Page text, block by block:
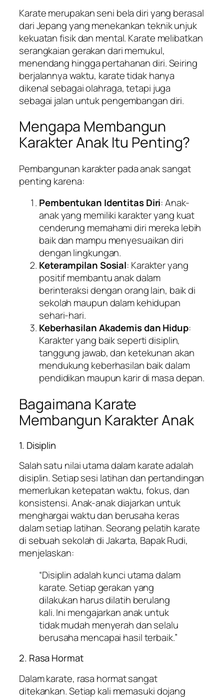
Karate merupakan seni bela diri yang berasal
dari Jepang yang menekankan teknik unjuk
kekuatan fisik dan mental. Karate melibatkan
serangkaian gerakan dari memukul,
menendang hingga pertahanan diri. Seiring
berjalannya waktu, karate tidak hanya
dikenal sebagai olahraga, tetapi juga
sebagai jalan untuk pengembangan diri.
Mengapa Membangun
Karakter Anak Itu Penting?
Pembangunan karakter pada anak sangat
penting karena:
Pembentukan Identitas Diri: Anak-
anak yang memiliki karakter yang kuat
cenderung memahami diri mereka lebih
baik dan mampu menyesuaikan diri
dengan lingkungan.
Keterampilan Sosial: Karakter yang
positif membantu anak dalam
berinteraksi dengan orang lain, baik di
sekolah maupun dalam kehidupan
sehari-hari.
Keberhasilan Akademis dan Hidup:
Karakter yang baik seperti disiplin,
tanggung jawab, dan ketekunan akan
mendukung keberhasilan baik dalam
pendidikan maupun karir di masa depan.
Bagaimana Karate
Membangun Karakter Anak
1. Disiplin
Salah satu nilai utama dalam karate adalah
disiplin. Setiap sesi latihan dan pertandingan
memerlukan ketepatan waktu, fokus, dan
konsistensi. Anak-anak diajarkan untuk
menghargai waktu dan berusaha keras
dalam setiap latihan. Seorang pelatih karate
di sebuah sekolah di Jakarta, Bapak Rudi,
menjelaskan:
“Disiplin adalah kunci utama dalam
karate. Setiap gerakan yang
dilakukan harus dilatih berulang
kali. Ini mengajarkan anak untuk
tidak mudah menyerah dan selalu
berusaha mencapai hasil terbaik.”
2. Rasa Hormat
Dalam karate, rasa hormat sangat
ditekankan. Setiap kali memasuki dojang